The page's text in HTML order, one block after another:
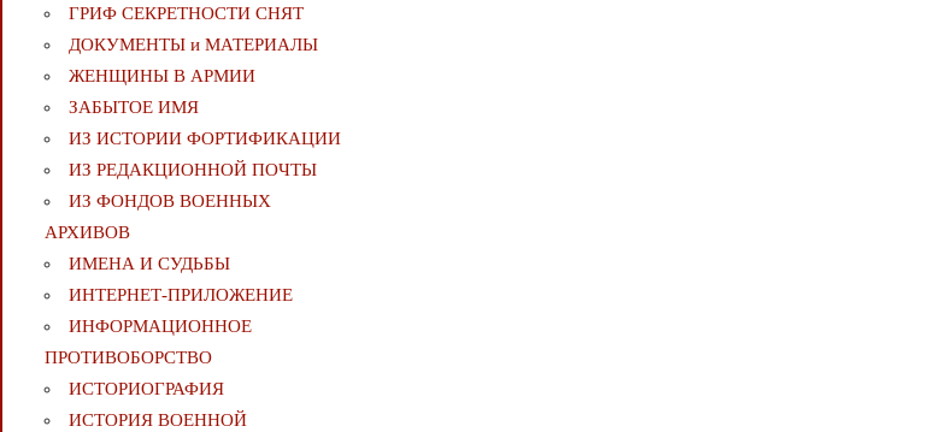
ГРИФ СЕКРЕТНОСТИ СНЯТ
ДОКУМЕНТЫ и МАТЕРИАЛЫ
ЖЕНЩИНЫ В АРМИИ
ЗАБЫТОЕ ИМЯ
ИЗ ИСТОРИИ ФОРТИФИКАЦИИ
ИЗ РЕДАКЦИОННОЙ ПОЧТЫ
ИЗ ФОНДОВ ВОЕННЫХ
АРХИВОВ
ИМЕНА И СУДЬБЫ
ИНТЕРНЕТ-ПРИЛОЖЕНИЕ
ИНФОРМАЦИОННОЕ
ПРОТИВОБОРСТВО
ИСТОРИОГРАФИЯ
ИСТОРИЯ ВОЕННОЙ